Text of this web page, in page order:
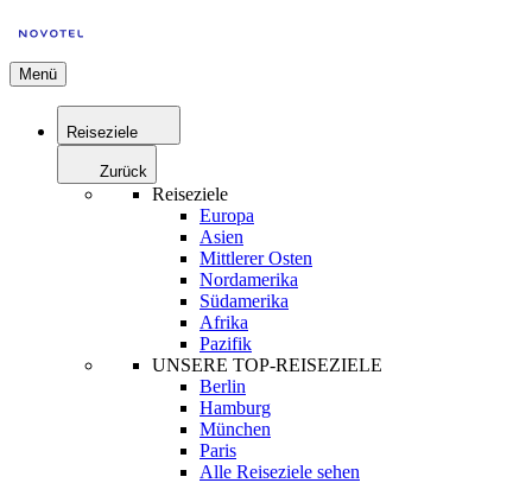
Menü
Reiseziele
Zurück
Reiseziele
Europa
Asien
Mittlerer Osten
Nordamerika
Südamerika
Afrika
Pazifik
UNSERE TOP-REISEZIELE
Berlin
Hamburg
München
Paris
Alle Reiseziele sehen